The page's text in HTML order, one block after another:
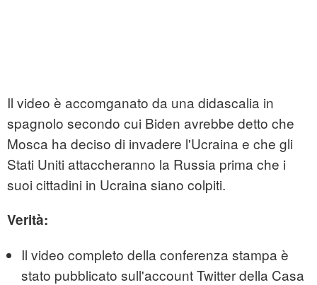
Il video è accomganato da una didascalia in
spagnolo secondo cui Biden avrebbe detto che
Mosca ha deciso di invadere l'Ucraina e che gli
Stati Uniti attaccheranno la Russia prima che i
suoi cittadini in Ucraina siano colpiti.
Verità:
Il video completo della conferenza stampa è
stato pubblicato sull'account Twitter della Casa